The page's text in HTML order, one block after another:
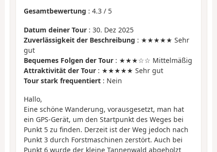
Gesamtbewertung : 4.3 / 5
Datum deiner Tour : 30. Dez 2025
Zuverlässigkeit der Beschreibung : ★★★★★ Sehr
gut
Bequemes Folgen der Tour : ★★★☆☆ Mittelmäßig
Attraktivität der Tour : ★★★★★ Sehr gut
Tour stark frequentiert : Nein
Hallo,
Eine schöne Wanderung, vorausgesetzt, man hat
ein GPS-Gerät, um den Startpunkt des Weges bei
Punkt 5 zu finden. Derzeit ist der Weg jedoch nach
Punkt 3 durch Forstmaschinen zerstört. Auch bei
Punkt 6 wurde der kleine Tannenwald abgeholzt